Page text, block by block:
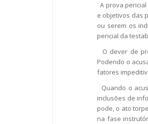
A prova
e objetivos das
ou serem os
pericial da
O dever de
Podendo o
fatores
Quando o
inclusões de
pode, o ato
na fase